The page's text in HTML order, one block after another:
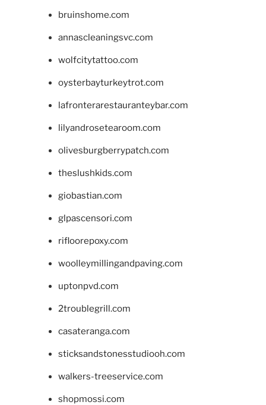
bruinshome.com
annascleaningsvc.com
wolfcitytattoo.com
oysterbayturkeytrot.com
lafronterarestauranteybar.com
lilyandrosetearoom.com
olivesburgberrypatch.com
theslushkids.com
giobastian.com
glpascensori.com
rifloorepoxy.com
woolleymillingandpaving.com
uptonpvd.com
2troublegrill.com
casateranga.com
sticksandstonesstudiooh.com
walkers-treeservice.com
shopmossi.com